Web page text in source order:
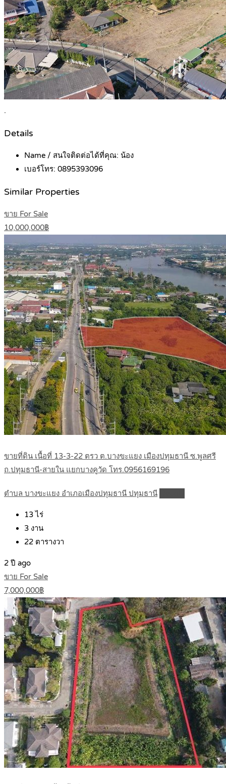
.
Details
Name / สนใจติดต่อได้ที่คุณ: น้อง
เบอร์โทร: 0895393096
Similar Properties
ขาย For Sale
10,000,000฿
ขายที่ดิน เนื้อที่ 13-3-22 ตรว ต.บางขะแยง เมืองปทุมธานี ซ.พูลศรี
ถ.ปทุมธานี-สายใน แยกบางคูวัด โทร.0956169196
ตำบล บางขะแยง อำเภอเมืองปทุมธานี ปทุมธานี
13ไร่
3 งาน
22 ตารางวา
2 ปี ago
ขาย For Sale
7,000,000฿